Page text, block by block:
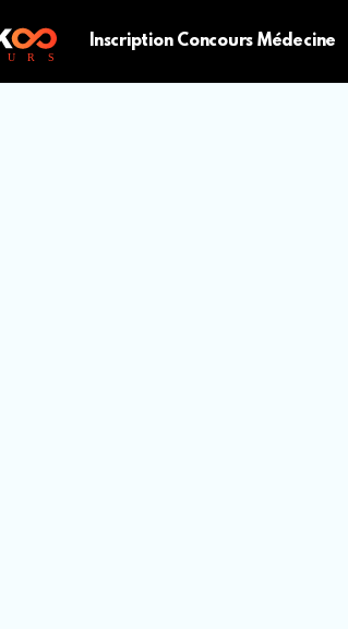
Inscription Concours Médecine